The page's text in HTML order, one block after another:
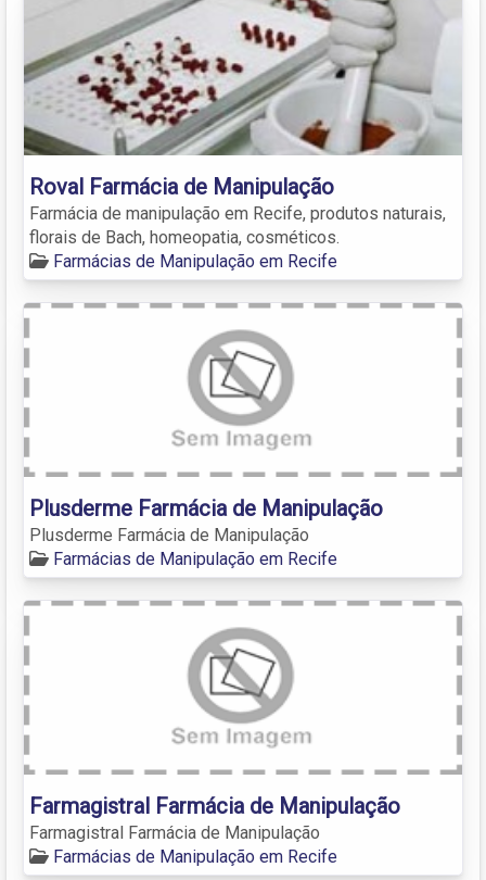
Roval Farmácia de Manipulação
Farmácia de manipulação em Recife, produtos naturais,
florais de Bach, homeopatia, cosméticos.
Farmácias de Manipulação em Recife
Plusderme Farmácia de Manipulação
Plusderme Farmácia de Manipulação
Farmácias de Manipulação em Recife
Farmagistral Farmácia de Manipulação
Farmagistral Farmácia de Manipulação
Farmácias de Manipulação em Recife